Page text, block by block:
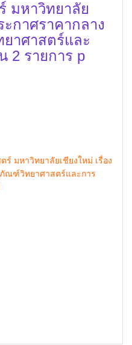
มหาวิทยาลัย
ะกาศราคากลาง
าศาสตร์และ
2 รายการ p
ร์ มหาวิทยาลัยเชียงใหม่ เรื่อง
ณฑ์วิทยาศาสตร์และการ